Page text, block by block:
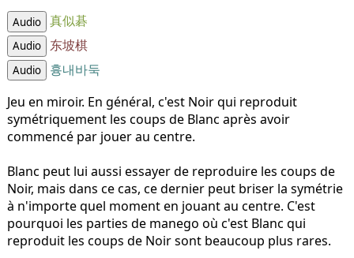
Audio 真似碁
Audio 东坡棋
Audio
흉내바둑
Jeu en miroir. En général, c'est Noir qui reproduit
symétriquement les coups de Blanc après avoir
commencé par jouer au centre.
Blanc peut lui aussi essayer de reproduire les coups de
Noir, mais dans ce cas, ce dernier peut briser la symétrie
à n'importe quel moment en jouant au centre. C'est
pourquoi les parties de manego où c'est Blanc qui
reproduit les coups de Noir sont beaucoup plus rares.